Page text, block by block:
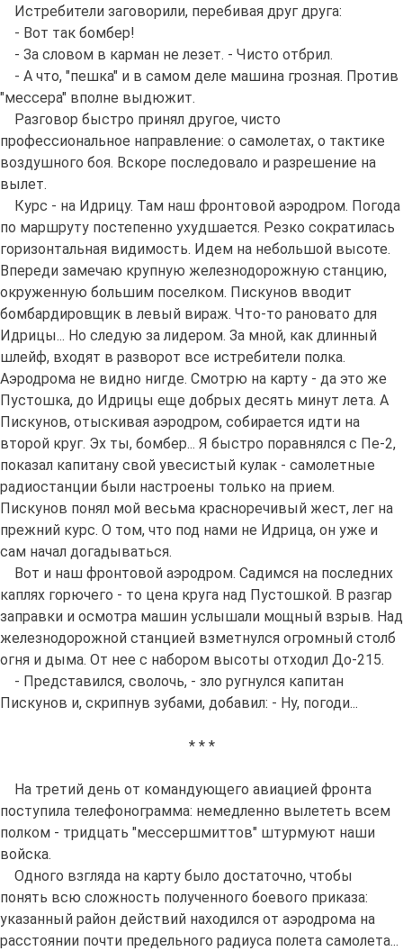
Истребители заговорили, перебивая друг друга:
- Вот так бомбер!
- За словом в карман не лезет. - Чисто отбрил.
- А что, "пешка" и в самом деле машина грозная. Против
"мессера" вполне выдюжит.
Разговор быстро принял другое, чисто
профессиональное направление: о самолетах, о тактике
воздушного боя. Вскоре последовало и разрешение на
вылет.
Курс - на Идрицу. Там наш фронтовой аэродром. Погода
по маршруту постепенно ухудшается. Резко сократилась
горизонтальная видимость. Идем на небольшой высоте.
Впереди замечаю крупную железнодорожную станцию,
окруженную большим поселком. Пискунов вводит
бомбардировщик в левый вираж. Что-то рановато для
Идрицы... Но следую за лидером. За мной, как длинный
шлейф, входят в разворот все истребители полка.
Аэродрома не видно нигде. Смотрю на карту - да это же
Пустошка, до Идрицы еще добрых десять минут лета. А
Пискунов, отыскивая аэродром, собирается идти на
второй круг. Эх ты, бомбер... Я быстро поравнялся с Пе-2,
показал капитану свой увесистый кулак - самолетные
радиостанции были настроены только на прием.
Пискунов понял мой весьма красноречивый жест, лег на
прежний курс. О том, что под нами не Идрица, он уже и
сам начал догадываться.
Вот и наш фронтовой аэродром. Садимся на последних
каплях горючего - то цена круга над Пустошкой. В разгар
заправки и осмотра машин услышали мощный взрыв. Над
железнодорожной станцией взметнулся огромный столб
огня и дыма. От нее с набором высоты отходил До-215.
- Представился, сволочь, - зло ругнулся капитан
Пискунов и, скрипнув зубами, добавил: - Ну, погоди...
* * *
На третий день от командующего авиацией фронта
поступила телефонограмма: немедленно вылететь всем
полком - тридцать "мессершмиттов" штурмуют наши
войска.
Одного взгляда на карту было достаточно, чтобы
понять всю сложность полученного боевого приказа:
указанный район действий находился от аэродрома на
расстоянии почти предельного радиуса полета самолета...